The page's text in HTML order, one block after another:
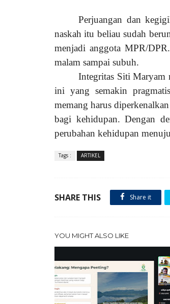
Perjuangan dan
naskah itu beliau sudah
menjadi anggota MPR/
malam sampai subuh.
Integritas Siti Maryam
ini yang semakin
memang harus
bagi kehidupan. Dengan
perubahan kehidupan
Tags : ARTIKEL
SHARE THIS Share it
YOU MIGHT ALSO LIKE